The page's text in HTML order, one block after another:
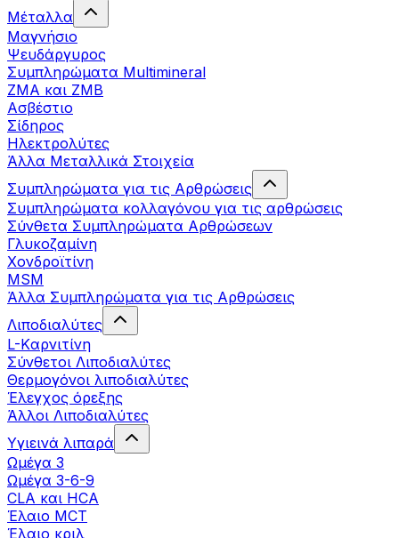
Μέταλλα
Μαγνήσιο
Ψευδάργυρος
Συμπληρώματα Multimineral
ZMA και ZMB
Ασβέστιο
Σίδηρος
Ηλεκτρολύτες
Άλλα Mεταλλικά Στοιχεία
Συμπληρώματα για τις Αρθρώσεις
Συμπληρώματα κολλαγόνου για τις αρθρώσεις
Σύνθετα Συμπληρώματα Αρθρώσεων
Γλυκοζαμίνη
Χονδροϊτίνη
MSM
Άλλα Συμπληρώματα για τις Αρθρώσεις
Λιποδιαλύτες
L-Kαρνιτίνη
Σύνθετοι Λιποδιαλύτες
Θερμογόνοι λιποδιαλύτες
Έλεγχος όρεξης
Άλλοι Λιποδιαλύτες
Υγιεινά λιπαρά
Ωμέγα 3
Ωμέγα 3-6-9
CLA και HCA
Έλαιο MCT
Έλαιο κριλ